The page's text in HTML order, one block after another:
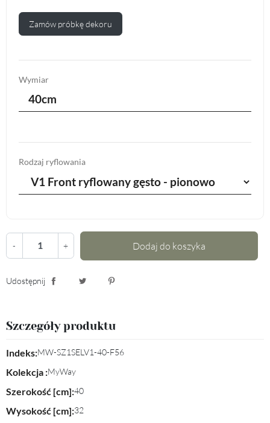
Zamów próbkę dekoru
Wymiar
40cm
Rodzaj ryflowania
- + Dodaj do koszyka
Udostępnij
Szczegóły produktu
Indeks:MW-SZ1SELV1-40-F56
Kolekcja :MyWay
Szerokość [cm]:40
Wysokość [cm]:32